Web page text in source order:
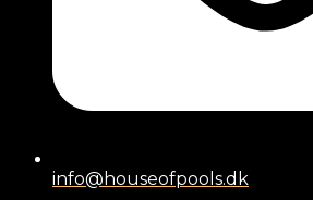
info@houseofpools.dk